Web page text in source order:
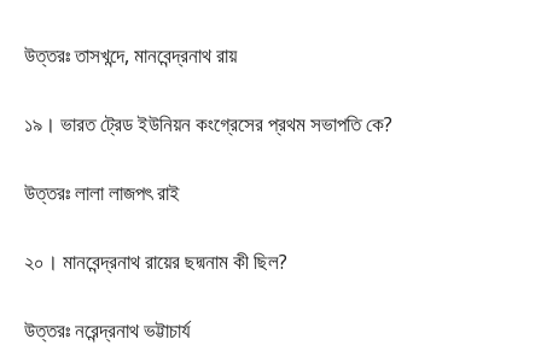
উত্তরঃ তাসখন্দে, মানবেন্দ্রনাথ রায়
১৯। ভারত ট্রেড ইউনিয়ন কংগ্রেসের প্রথম সভাপতি কে?
উত্তরঃ লালা লাজপৎ রাই
২০। মানবেন্দ্রনাথ রায়ের ছদ্মনাম কী ছিল?
উত্তরঃ নরেন্দ্রনাথ ভট্টাচার্য